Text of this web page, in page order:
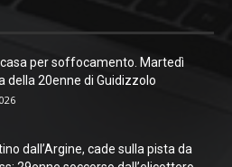
per soffocamento. Martedì
della 20enne di Guidizzolo
dall’Argine, cade sulla pista da